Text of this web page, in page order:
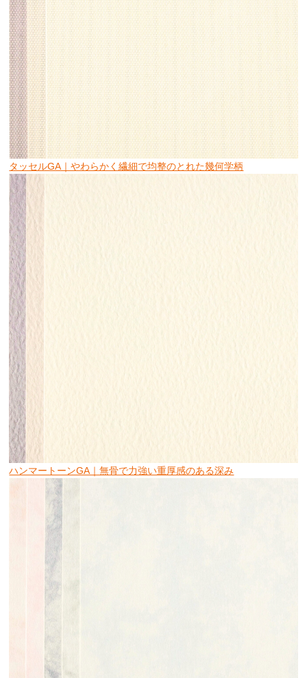
タッセルGA｜やわらかく繊細で均整のとれた幾何学柄
ハンマートーンGA｜無骨で力強い重厚感のある深み